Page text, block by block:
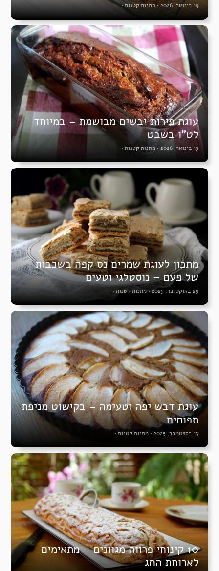
19 בינואר, 2026 • מתנות קטנות•
עוגת פירות יבשים מבושמת – במיוחד
לט”ו בשבט
13 בינואר, 2026 • מתנות קטנות •
מתכון לעוגת שמרים נס קפה בשכבות
של פעם – נוסטלגי וטעים
29 באוקטובר, 2025 •מתנות קטנות •
עוגת דבש יפה וטעימה – בקישוט מניפת
תפוחים
13 בספטמבר, 2025 • מתנות קטנות •
10 קינוחי פרווה מגוונים – מתאימים
לארוחת החג